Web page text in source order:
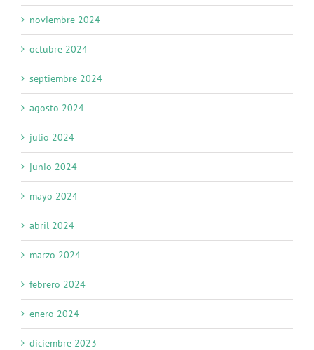
noviembre 2024
octubre 2024
septiembre 2024
agosto 2024
julio 2024
junio 2024
mayo 2024
abril 2024
marzo 2024
febrero 2024
enero 2024
diciembre 2023